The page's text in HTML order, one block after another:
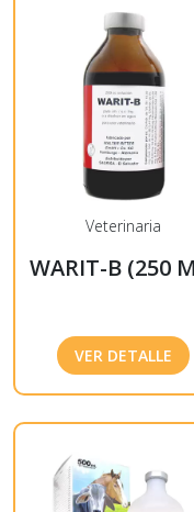
Veterinaria
WARIT-B (250
VER DETALLE